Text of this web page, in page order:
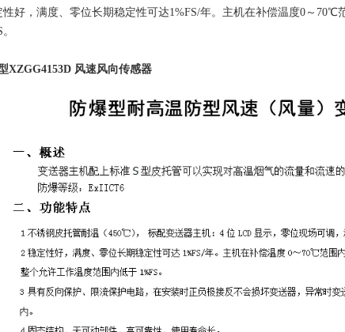
性好，满度、零位长期稳定性可达1%FS/年。主机在补偿温度0～
XZGG4153D 风速风向传感器